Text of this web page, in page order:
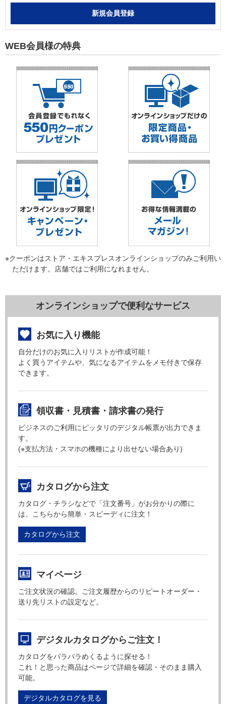
WEB会員様の特典
※クーポンはストア・エキスプレスオンラインショップのみご利用い
ただけます。店舗ではご利用になれません。
オンラインショップで便利なサービス
お気に入り機能
自分だけのお気に入りリストが作成可能！
よく買うアイテムや、気になるアイテムをメモ付きで保存
できます。
領収書・見積書・請求書の発行
ビジネスのご利用にピッタリのデジタル帳票が出力できま
す。
(※支払方法・スマホの機種により出せない場合あり)
カタログから注文
カタログ・チラシなどで「注文番号」がお分かりの際に
は、こちらから簡単・スピーディに注文！
カタログから注文
マイページ
ご注文状況の確認。ご注文履歴からのリピートオーダー・
送り先リストの設定など。
デジタルカタログからご注文！
カタログをパラパラめくるように探せる！
これ！と思った商品はページで詳細を確認・そのまま購入
可能。
デジタルカタログを見る